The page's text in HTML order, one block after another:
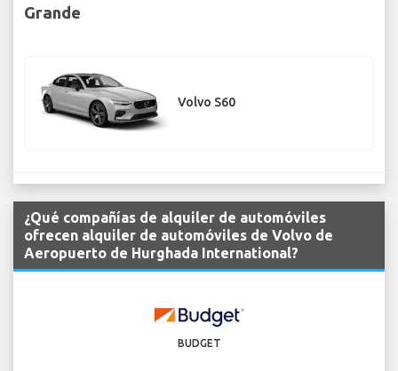
Grande
Volvo S60
¿Qué compañías de alquiler de automóviles
ofrecen alquiler de automóviles de Volvo de
Aeropuerto de Hurghada International?
BUDGET